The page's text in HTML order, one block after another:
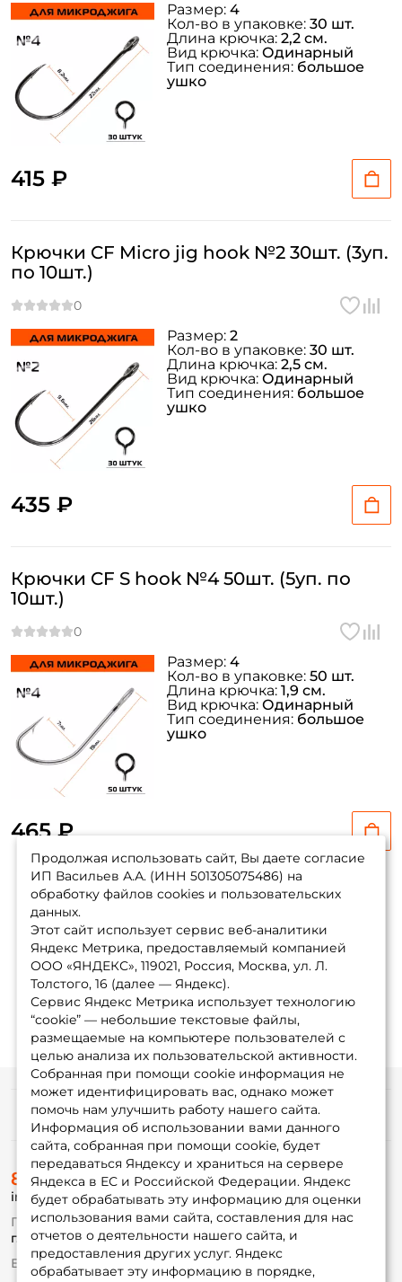
415 ₽
Размер: 4
Кол-во в упаковке: 30 шт.
Длина крючка: 2,2 см.
Вид крючка: Одинарный
Тип соединения: большое
ушко
Крючки CF Micro jig hook №2 30шт. (3уп.
по 10шт.)
435 ₽
Размер: 2
Кол-во в упаковке: 30 шт.
Длина крючка: 2,5 см.
Вид крючка: Одинарный
Тип соединения: большое
ушко
Крючки CF S hook №4 50шт. (5уп. по
10шт.)
465 ₽
Размер: 4
Кол-во в упаковке: 50 шт.
Длина крючка: 1,9 см.
Вид крючка: Одинарный
Тип соединения: большое
ушко
1 2
Продолжая использовать сайт, Вы даете согласие
ИП Васильев А.А. (ИНН 501305075486) на
обработку файлов cookies и пользовательских
данных.
Этот сайт использует сервис веб-аналитики
Яндекс Метрика, предоставляемый компанией
ООО «ЯНДЕКС», 119021, Россия, Москва, ул. Л.
Толстого, 16 (далее — Яндекс).
Сервис Яндекс Метрика использует технологию
“cookie” — небольшие текстовые файлы,
размещаемые на компьютере пользователей с
целью анализа их пользовательской активности.
Собранная при помощи cookie информация не
может идентифицировать вас, однако может
помочь нам улучшить работу нашего сайта.
Информация об использовании вами данного
сайта, собранная при помощи cookie, будет
передаваться Яндексу и храниться на сервере
Яндекса в ЕС и Российской Федерации. Яндекс
будет обрабатывать эту информацию для оценки
использования вами сайта, составления для нас
отчетов о деятельности нашего сайта, и
предоставления других услуг. Яндекс
обрабатывает эту информацию в порядке,
Информация
О магазине
Доставка
Оплата
Fox-bonus
Гуру
Партнерская программа
8 (495) 532-77-88
info@foxfishing.ru
По вопросам с заказом
г. Москва, ул. Плеханова д.7
Ежедневно 10:00 до 20:00